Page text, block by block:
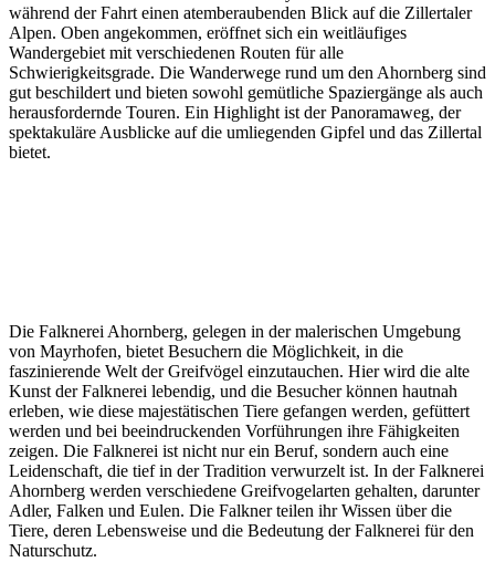
während der Fahrt einen atemberaubenden Blick auf die Zillertaler
Alpen. Oben angekommen, eröffnet sich ein weitläufiges
Wandergebiet mit verschiedenen Routen für alle
Schwierigkeitsgrade. Die Wanderwege rund um den Ahornberg sind
gut beschildert und bieten sowohl gemütliche Spaziergänge als auch
herausfordernde Touren. Ein Highlight ist der Panoramaweg, der
spektakuläre Ausblicke auf die umliegenden Gipfel und das Zillertal
bietet.
Die Falknerei Ahornberg, gelegen in der malerischen Umgebung
von Mayrhofen, bietet Besuchern die Möglichkeit, in die
faszinierende Welt der Greifvögel einzutauchen. Hier wird die alte
Kunst der Falknerei lebendig, und die Besucher können hautnah
erleben, wie diese majestätischen Tiere gefangen werden, gefüttert
werden und bei beeindruckenden Vorführungen ihre Fähigkeiten
zeigen. Die Falknerei ist nicht nur ein Beruf, sondern auch eine
Leidenschaft, die tief in der Tradition verwurzelt ist. In der Falknerei
Ahornberg werden verschiedene Greifvogelarten gehalten, darunter
Adler, Falken und Eulen. Die Falkner teilen ihr Wissen über die
Tiere, deren Lebensweise und die Bedeutung der Falknerei für den
Naturschutz.